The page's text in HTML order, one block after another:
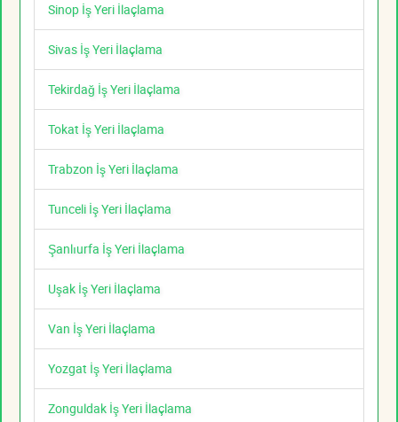
Sinop İş Yeri İlaçlama
Sivas İş Yeri İlaçlama
Tekirdağ İş Yeri İlaçlama
Tokat İş Yeri İlaçlama
Trabzon İş Yeri İlaçlama
Tunceli İş Yeri İlaçlama
Şanlıurfa İş Yeri İlaçlama
Uşak İş Yeri İlaçlama
Van İş Yeri İlaçlama
Yozgat İş Yeri İlaçlama
Zonguldak İş Yeri İlaçlama